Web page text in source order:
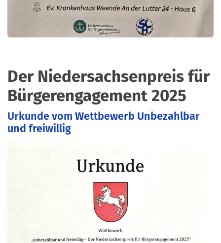
Der Niedersachsenpreis für
Bürgerengagement 2025
Urkunde vom Wettbewerb Unbezahlbar
und freiwillig